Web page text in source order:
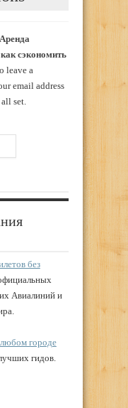
Аренда
сэкономить
leave a
email address
set.
без
Авиалиний и
городе
гидов.